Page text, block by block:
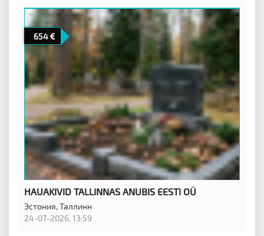
654
HAUAKIVID TALLINNAS ANUBIS EESTI OÜ
Эстония,Таллинн
24-07-2026, 13:59